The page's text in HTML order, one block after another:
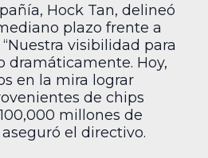
Hock Tan, delineó
plazo frente a
visibilidad para
dramáticamente. Hoy,
en la mira lograr
de chips
millones de
el directivo.